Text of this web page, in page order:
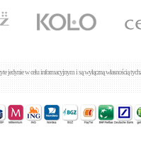
jedynie w celu informacyjnym i są wyłączną własnością